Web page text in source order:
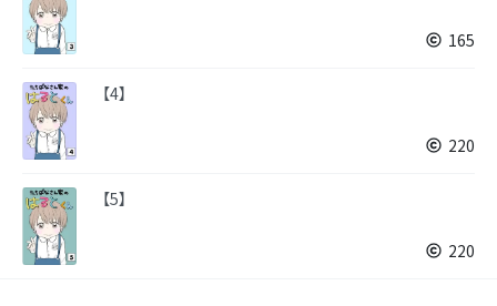
165
【4】
220
【5】
220